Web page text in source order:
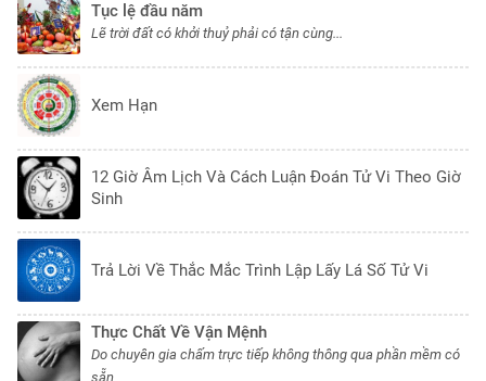
Tục lệ đầu năm
Lẽ trời đất có khởi thuỷ phải có tận cùng...
Xem Hạn
12 Giờ Âm Lịch Và Cách Luận Đoán Tử Vi Theo Giờ
Sinh
Trả Lời Về Thắc Mắc Trình Lập Lấy Lá Số Tử Vi
Thực Chất Về Vận Mệnh
Do chuyên gia chấm trực tiếp không thông qua phần mềm có
sẵn